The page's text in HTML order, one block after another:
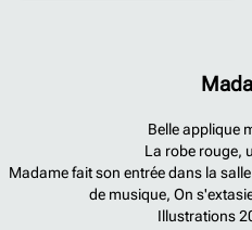
Belle applique
La robe rouge,
Madame fait son entrée dans la
de musique, On
Illustrations